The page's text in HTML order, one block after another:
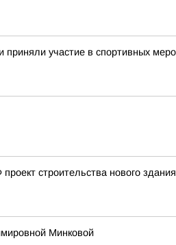
участие в спортивных
строительства нового
Минковой